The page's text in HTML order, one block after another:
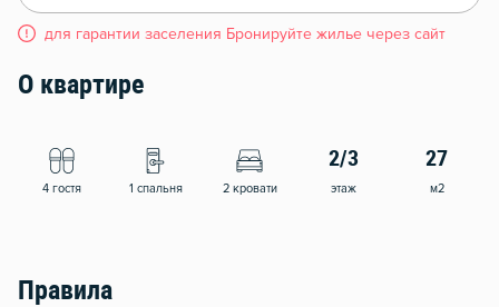
для гарантии заселения Бронируйте жилье через сайт
О квартире
4 гостя 1 спальня 2 кровати
2/3
этаж
27
м2
Правила